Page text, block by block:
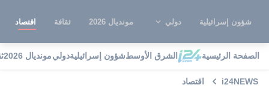
شؤون إسرائيلية دولي مونديال 2026 ثقافة اقتصاد
الصفحة الرئيسية الشرق الأوسطشؤون إسرائيليةدوليمونديال 2026
i24NEWS اقتصاد